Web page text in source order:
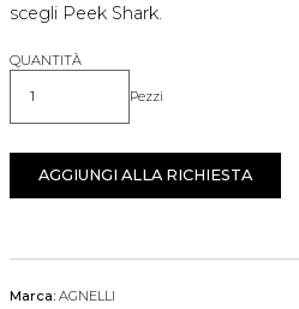
scegli Peek Shark.
QUANTITÀ
Quantità Pezzi
AGGIUNGI ALLA RICHIESTA
Marca: AGNELLI